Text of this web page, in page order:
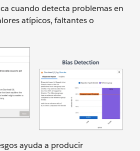
cuando detecta problemas en
atípicos, faltantes o
ayuda a producir